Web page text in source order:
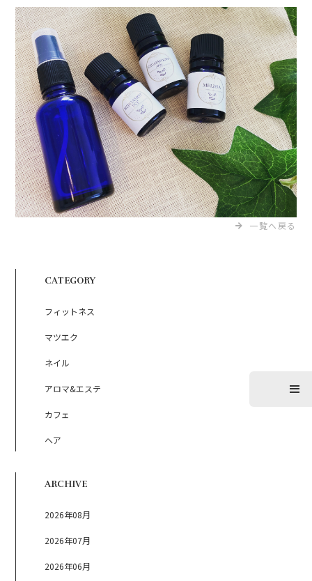
一覧へ戻る
CATEGORY
フィットネス
マツエク
ネイル
アロマ&エステ
カフェ
ヘア
ARCHIVE
2026年08月
2026年07月
2026年06月